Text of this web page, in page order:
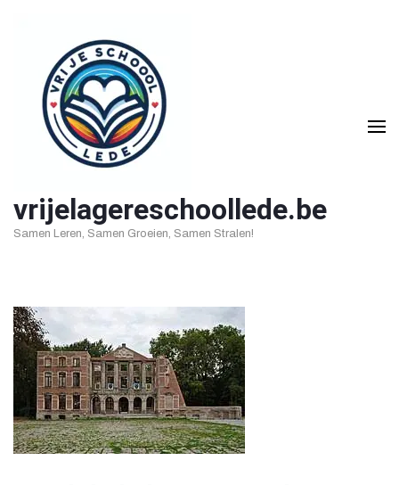
inhoud
vrijelagereschoollede.be
Samen Leren, Samen Groeien, Samen Stralen!